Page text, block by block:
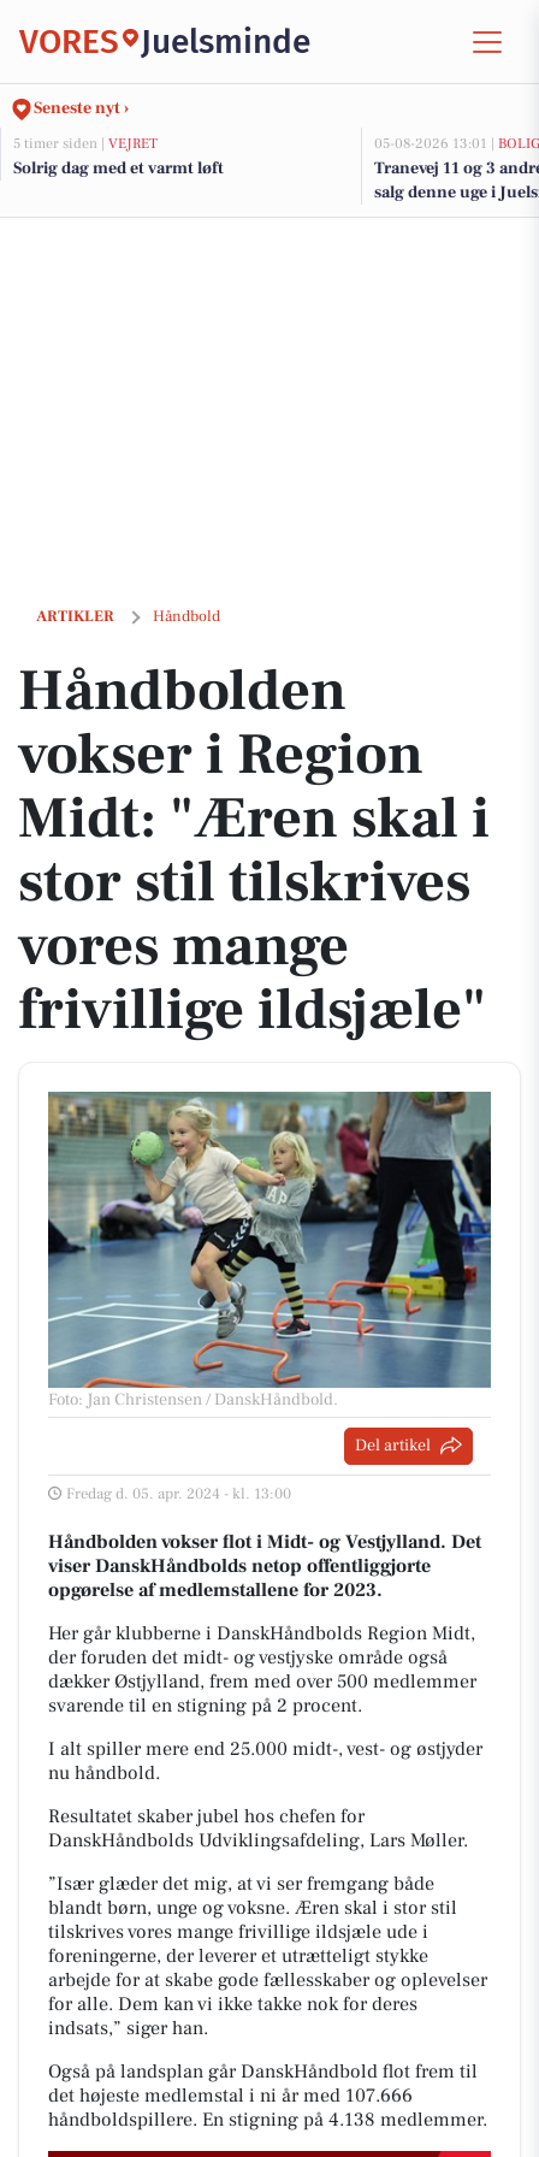
VORES Juelsminde
Seneste nyt ›
5 timer siden | VEJRET
Solrig dag med et varmt løft
05-08-2026 13:01 |
Tranevej 11 og 3
salg denne uge i
her.
ARTIKLER Håndbold
Håndbolden vokser i Region Midt: "Æren skal i stor stil tilskrives
Håndbolden
vokser i Region
Midt: "Æren skal i
stor stil tilskrives
vores mange
frivillige ildsjæle"
Foto: Jan Christensen / DanskHåndbold.
Del artikel
Fredag d. 05. apr. 2024 - kl. 13:00
Håndbolden vokser flot i Midt- og Vestjylland. Det
viser DanskHåndbolds netop offentliggjorte
opgørelse af medlemstallene for 2023.
Her går klubberne i DanskHåndbolds Region Midt,
der foruden det midt- og vestjyske område også
dækker Østjylland, frem med over 500 medlemmer
svarende til en stigning på 2 procent.
I alt spiller mere end 25.000 midt-, vest- og østjyder
nu håndbold.
Resultatet skaber jubel hos chefen for
DanskHåndbolds Udviklingsafdeling, Lars Møller.
”Især glæder det mig, at vi ser fremgang både
blandt børn, unge og voksne. Æren skal i stor stil
tilskrives vores mange frivillige ildsjæle ude i
foreningerne, der leverer et utrætteligt stykke
arbejde for at skabe gode fællesskaber og oplevelser
for alle. Dem kan vi ikke takke nok for deres
indsats,” siger han.
Også på landsplan går DanskHåndbold flot frem til
det højeste medlemstal i ni år med 107.666
håndboldspillere. En stigning på 4.138 medlemmer.